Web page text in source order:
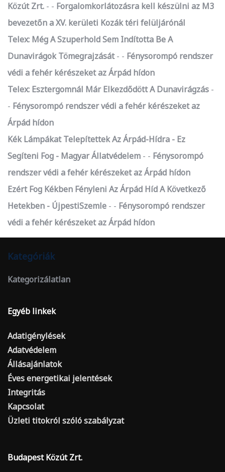
Közút Zrt.
- Forgalomkorlátozásra kell készülni az M3
bevezetőn a XV. kerületi Kozák téri felüljárónál
Telex: Még A Szuperhold Sem Indította Be A
Dunavirágok Tömegrajzását
- Fénysorompó rendszer
védi a fehér kérészeket az Árpád hídon
Telex: Esztergomnál Már Elkezdődött A Dunavirágzás
- Fénysorompó rendszer védi a fehér kérészeket az
Árpád hídon
Kék Lámpákat Telepítettek Az Árpád-Hídra - Ez
Segíteni Fog - Magyar Állatvédelem
- Fénysorompó
rendszer védi a fehér kérészeket az Árpád hídon
Ezért Fog Kékben Fényleni Az Árpád Híd A Következő
Hetekben - ÚjpestiSzemle
- Fénysorompó rendszer
védi a fehér kérészeket az Árpád hídon
Kategóriák
Kategorizálatlan
Egyéb linkek
Adatigénylések
Adatvédelem
Állásajánlatok
Éves energetikai jelentések
Integritás
Kapcsolat
Üzleti titokról szóló szabályzat
Budapest Közút Zrt.